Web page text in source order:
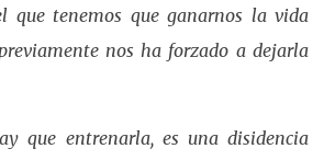
que tenemos que ganarnos la vida
nos ha forzado a dejarla
que entrenarla, es una disidencia